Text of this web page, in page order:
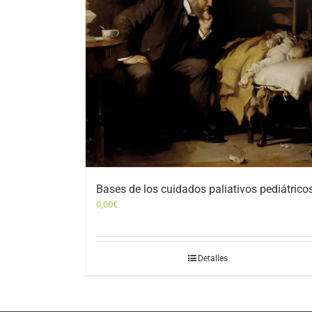
Bases de los cuidados paliativos
0,00€
Detalles